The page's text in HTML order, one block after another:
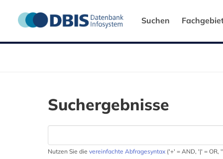
Suchen
Suchergebnisse
Nutzen Sie die vereinfachte Abfragesyntax ('+' = AND, '|' = OR,